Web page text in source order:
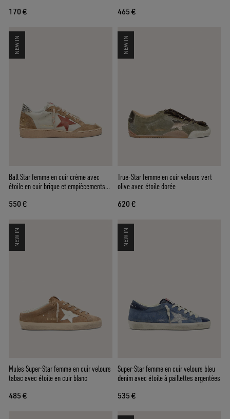
170 € 465 €
NEW IN
Ball Star femme en cuir crème avec
étoile en cuir brique et empiècements
550 €
NEW IN
True-Star femme en cuir velours vert
olive avec étoile dorée
620 €
NEW IN
Mules Super-Star femme en cuir velours
tabac avec étoile en cuir blanc
485 €
NEW IN
Super-Star femme en cuir velours bleu
denim avec étoile à paillettes argentées
535 €